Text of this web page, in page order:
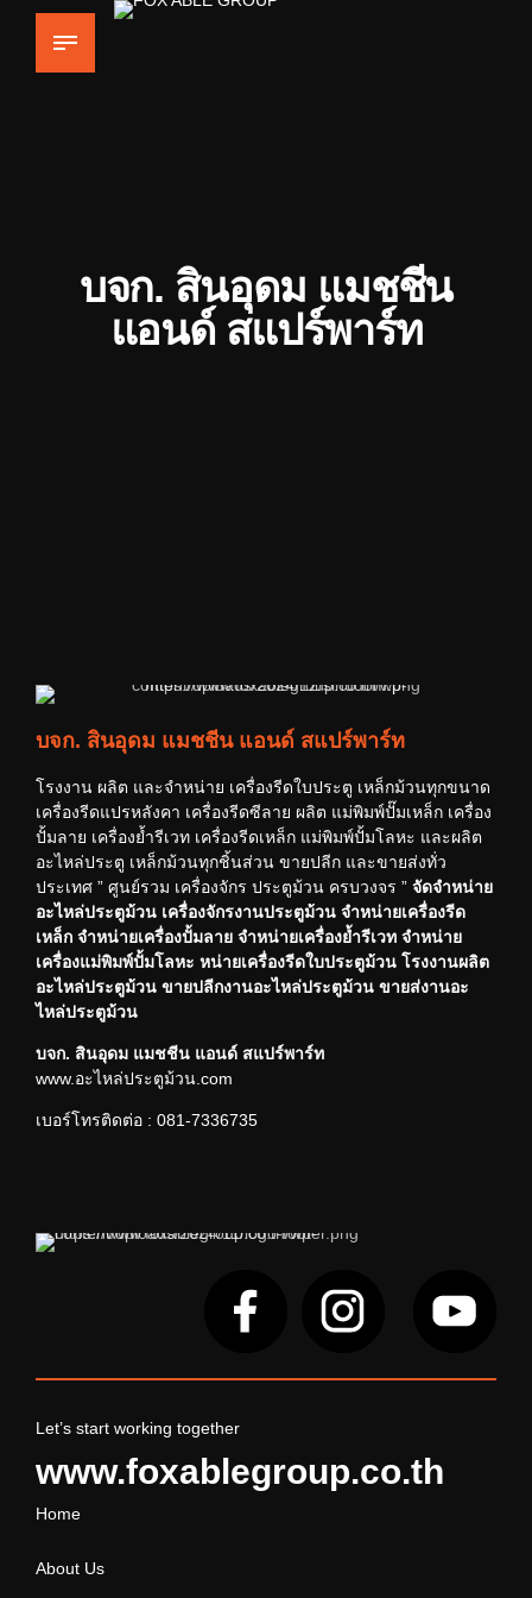
บจก. สินอุดม แมชชีน
แอนด์ สแปร์พาร์ท
บจก. สินอุดม แมชชีน แอนด์ สแปร์พาร์ท
โรงงาน ผลิต และจำหน่าย เครื่องรีดใบประตู เหล็กม้วนทุกขนาด
เครื่องรีดแปรหลังคา เครื่องรีดซีลาย ผลิต แม่พิมพ์ปั๊มเหล็ก เครื่อง
ปั้มลาย เครื่องย้ำรีเวท เครื่องรีดเหล็ก แม่พิมพ์ปั้มโลหะ และผลิต
อะไหล่ประตู เหล็กม้วนทุกชิ้นส่วน ขายปลีก และขายส่งทั่ว
ประเทศ ” ศูนย์รวม เครื่องจักร ประตูม้วน ครบวงจร ” จัดจำหน่าย
อะไหล่ประตูม้วน เครื่องจักรงานประตูม้วน จำหน่ายเครื่องรีด
เหล็ก จำหน่ายเครื่องปั้มลาย จำหน่ายเครื่องย้ำรีเวท จำหน่าย
เครื่องแม่พิมพ์ปั้มโลหะ หน่ายเครื่องรีดใบประตูม้วน โรงงานผลิต
อะไหล่ประตูม้วน ขายปลีกงานอะไหล่ประตูม้วน ขายส่งานอะ
ไหล่ประตูม้วน
บจก. สินอุดม แมชชีน แอนด์ สแปร์พาร์ท
www.อะไหล่ประตูม้วน.com
เบอร์โทรติดต่อ : 081-7336735
Let’s start working together
www.foxablegroup.co.th
Home
About Us